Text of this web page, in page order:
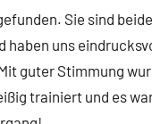
Sie sind
haben uns
guter Stimmung
trainiert und es